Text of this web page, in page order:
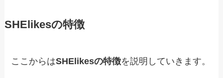
SHElikesの特徴
ここからはSHElikesの特徴を説明していきます。